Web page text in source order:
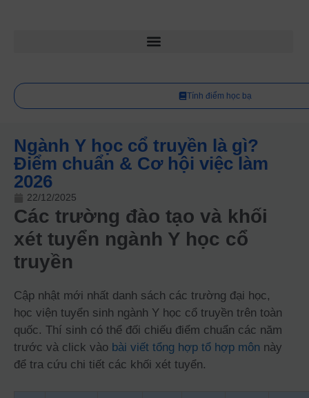
Tính điểm học bạ
Ngành Y học cổ truyền là gì?
Điểm chuẩn & Cơ hội việc làm
2026
22/12/2025
Các trường đào tạo và khối
xét tuyển ngành Y học cổ
truyền
Cập nhật mới nhất danh sách các trường đại học,
học viện tuyển sinh ngành Y học cổ truyền trên toàn
quốc. Thí sinh có thể đối chiếu điểm chuẩn các năm
trước và click vào bài viết tổng hợp tổ hợp môn này
để tra cứu chi tiết các khối xét tuyển.